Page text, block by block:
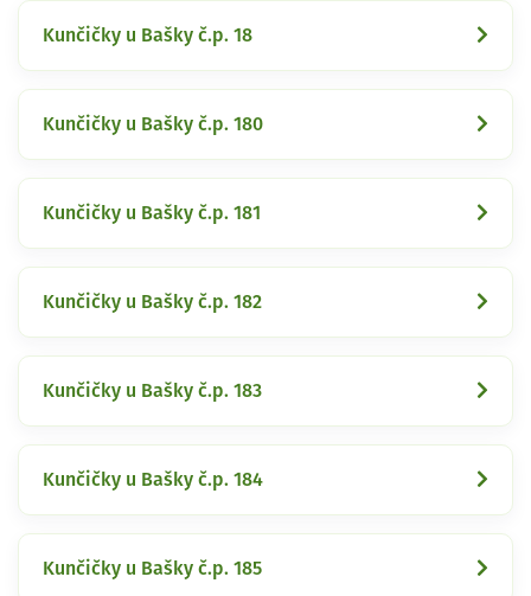
Kunčičky u Bašky č.p. 18
Kunčičky u Bašky č.p. 180
Kunčičky u Bašky č.p. 181
Kunčičky u Bašky č.p. 182
Kunčičky u Bašky č.p. 183
Kunčičky u Bašky č.p. 184
Kunčičky u Bašky č.p. 185